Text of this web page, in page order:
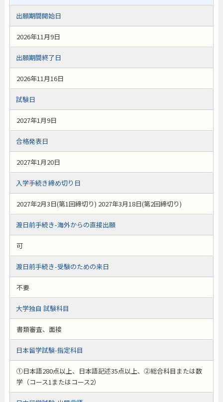
出願期間開始日
2026年11月9日
出願期間終了日
2026年11月16日
試験日
2027年1月9日
合格発表日
2027年1月20日
入学手続き締め切り日
2027年2月3日(第1回締切り) 2027年3月18日(第2回締切り)
渡日前手続き-海外からの直接出願
可
渡日前手続き-受験のための来日
不要
大学独自 試験科目
書類審査、面接
日本留学試験-指定科目
①日本語280点以上、日本語記述35点以上、②総合科目または数
学（コース1またはコース2）